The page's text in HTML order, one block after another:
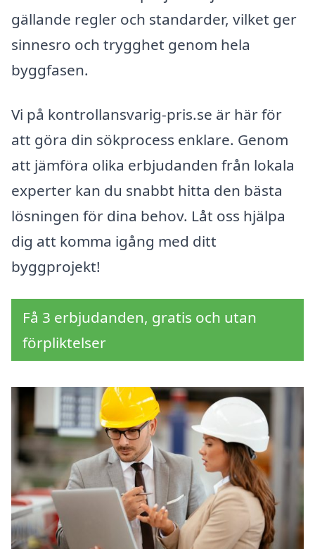
gällande regler och standarder, vilket ger
sinnesro och trygghet genom hela
byggfasen.
Vi på kontrollansvarig-pris.se är här för
att göra din sökprocess enklare. Genom
att jämföra olika erbjudanden från lokala
experter kan du snabbt hitta den bästa
lösningen för dina behov. Låt oss hjälpa
dig att komma igång med ditt
byggprojekt!
Få 3 erbjudanden, gratis och utan
förpliktelser